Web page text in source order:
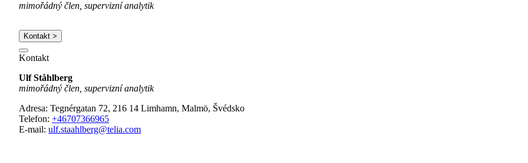
mimořádný člen, supervizní analytik
Kontakt >
Kontakt
Ulf Ståhlberg
mimořádný člen, supervizní analytik
Adresa: Tegnérgatan 72, 216 14 Limhamn, Malmö, Švédsko
Telefon: +46707366965
E-mail: ulf.staahlberg@telia.com